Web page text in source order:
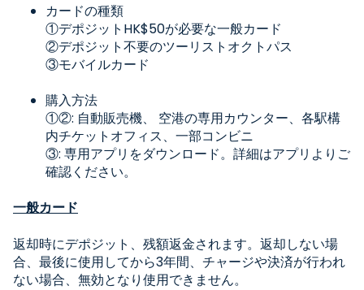
カードの種類
①デポジット HK$50が必要な一般カード
②デポジット不要のツーリストオクトパス
③モバイルカード
購入方法
①②: 自動販売機、 空港の専用カウンター、各駅構
内チケットオフィス、一部コンビニ
③: 専用アプリをダウンロード。詳細はアプリよりご
確認ください。
一般カード
返却時にデポジット、残額返金されます。返却しない場
合、最後に使用してから3年間、チャージや決済が行われ
ない場合、無効となり使用できません。